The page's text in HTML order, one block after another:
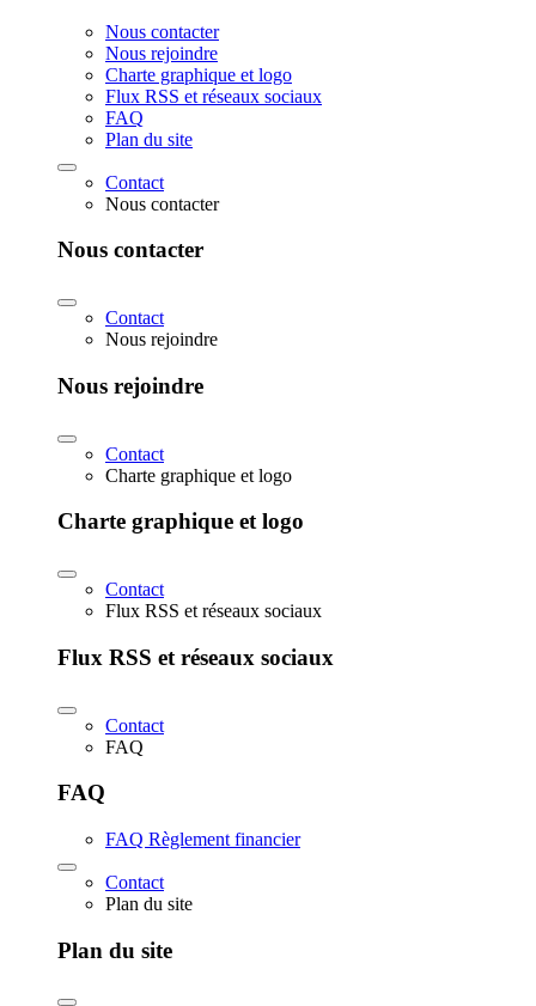
Nous contacter
Nous rejoindre
Charte graphique et logo
Flux RSS et réseaux sociaux
FAQ
Plan du site
Contact
Nous contacter
Nous contacter
Contact
Nous rejoindre
Nous rejoindre
Contact
Charte graphique et logo
Charte graphique et logo
Contact
Flux RSS et réseaux sociaux
Flux RSS et réseaux sociaux
Contact
FAQ
FAQ
FAQ Règlement financier
Contact
Plan du site
Plan du site